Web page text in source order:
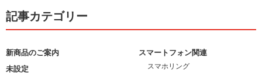
記事カテゴリー
新商品のご案内
未設定
スマートフォン関連
スマホリング